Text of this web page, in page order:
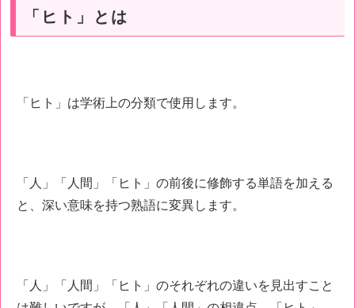
「ヒト」とは
「ヒト」は学術上の分類で使用します。
「人」「人間」「ヒト」の前後に修飾する単語を加える
と、深い意味を持つ熟語に変異します。
「人」「人間」「ヒト」のそれぞれの違いを見出すこと